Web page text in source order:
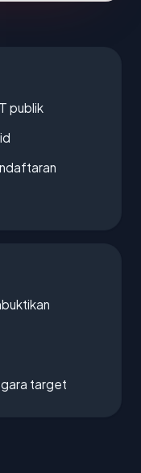
publik
target